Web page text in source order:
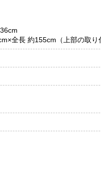
全長 約155cm（上部の取り